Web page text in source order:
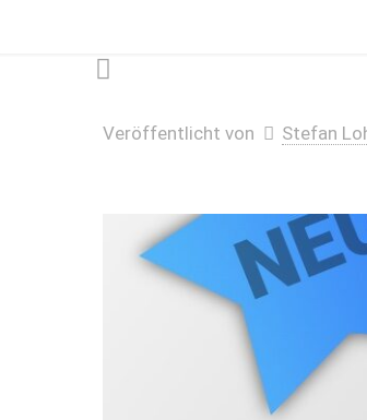
Veröffentlicht von Stefan